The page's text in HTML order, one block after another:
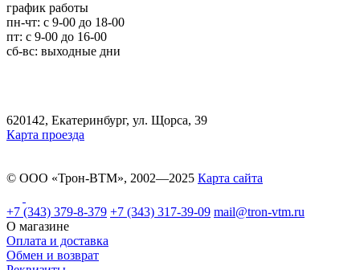
график работы
пн-чт: c 9-00 до 18-00
пт: с 9-00 до 16-00
сб-вс: выходные дни
620142, Екатеринбург, ул. Щорса, 39
Карта проезда
© ООО «Трон-ВТМ», 2002—2025 Карта сайта
+7 (343) 379-8-379 +7 (343) 317-39-09 mail@tron-vtm.ru
О магазине
Оплата и доставка
Обмен и возврат